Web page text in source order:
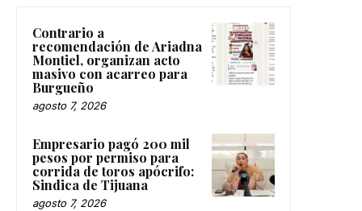
Contrario a
recomendación de Ariadna
Montiel, organizan acto
masivo con acarreo para
Burgueño
agosto 7, 2026
Empresario pagó 200 mil
pesos por permiso para
corrida de toros apócrifo:
Sindica de Tijuana
agosto 7, 2026